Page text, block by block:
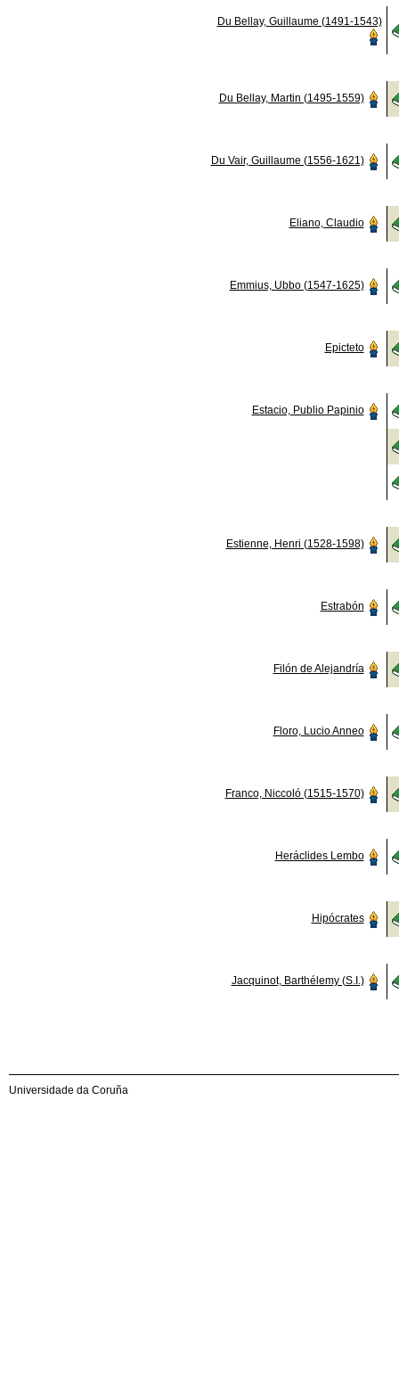
Du Bellay, Guillaume (1491-1543)
Du Bellay, Martin (1495-1559)
Du Vair, Guillaume (1556-1621)
Eliano, Claudio
Emmius, Ubbo (1547-1625)
Epicteto
Estacio, Publio Papinio
Estienne, Henri (1528-1598)
Estrabón
Filón de Alejandría
Floro, Lucio Anneo
Franco, Niccoló (1515-1570)
Heráclides Lembo
Hipócrates
Jacquinot, Barthélemy (S.I.)
Universidade da Coruña